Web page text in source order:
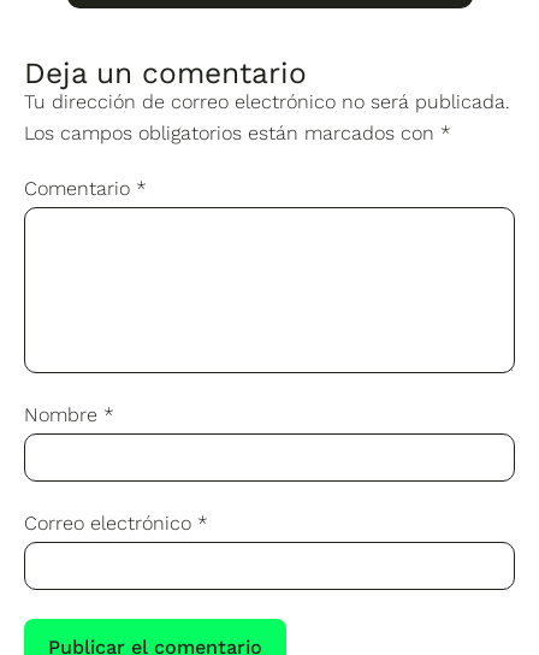
Deja un comentario
Tu dirección de correo electrónico no será publicada.
Los campos obligatorios están marcados con *
Comentario *
Nombre *
Correo electrónico *